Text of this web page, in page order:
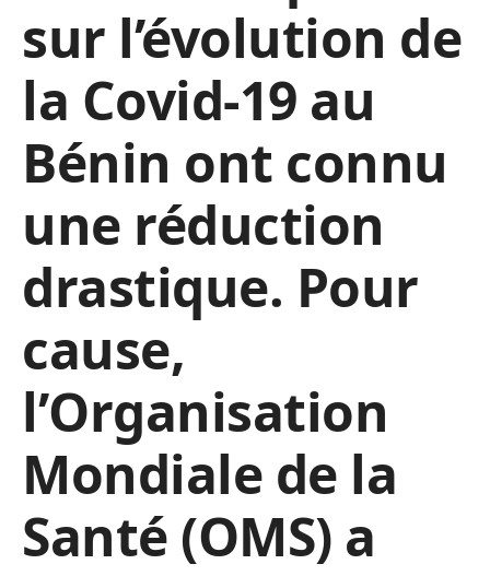
sur l’évolution de
la Covid-19 au
Bénin ont connu
une réduction
drastique. Pour
cause,
l’Organisation
Mondiale de la
Santé (OMS) a